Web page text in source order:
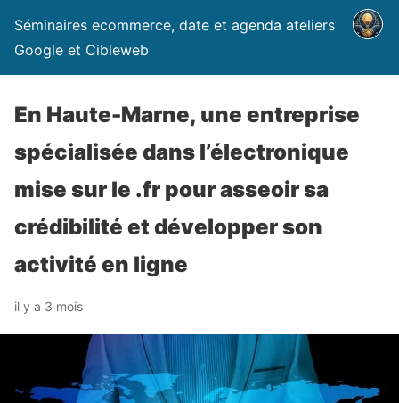
Séminaires ecommerce, date et agenda ateliers
Google et Cibleweb
En Haute-Marne, une entreprise
spécialisée dans l’électronique
mise sur le .fr pour asseoir sa
crédibilité et développer son
activité en ligne
il y a 3 mois